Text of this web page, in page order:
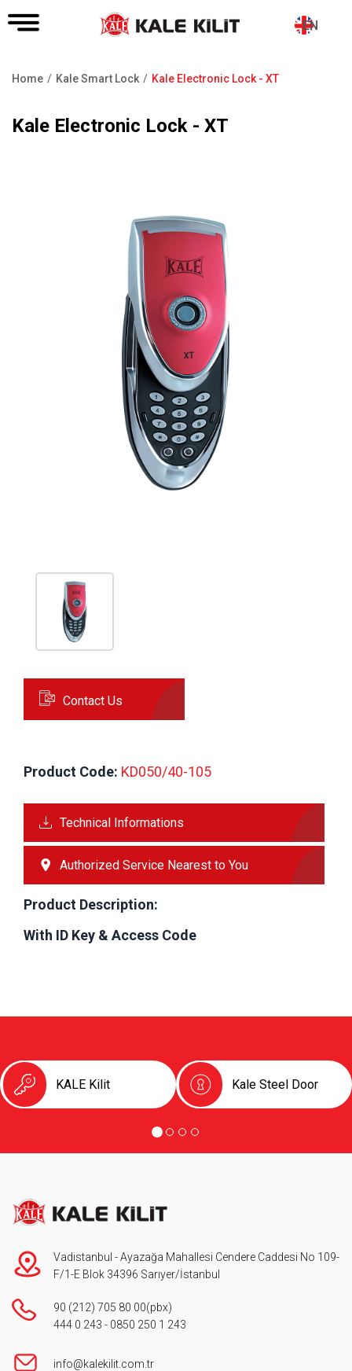
EN
Home Kale Smart Lock Kale Electronic Lock - XT
Kale Electronic Lock - XT
Contact Us
Product Code: KD050/40-105
Technical Informations
Authorized Service Nearest to You
Product Description:
With ID Key & Access Code
KALE Kilit Kale Steel Door
Vadistanbul - Ayazağa Mahallesi Cendere Caddesi No 109-
F/1-E Blok 34396 Sarıyer/İstanbul
90 (212) 705 80 00(pbx)
444 0 243 - 0850 250 1 243
info@kalekilit.com.tr